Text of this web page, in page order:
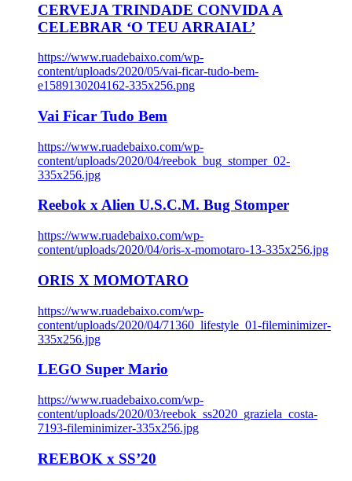
CERVEJA TRINDADE CONVIDA A
CELEBRAR ‘O TEU ARRAIAL’
https://www.ruadebaixo.com/wp-
content/uploads/2020/05/vai-ficar-tudo-bem-
e1589130204162-335x256.png
Vai Ficar Tudo Bem
https://www.ruadebaixo.com/wp-
content/uploads/2020/04/reebok_bug_stomper_02-
335x256.jpg
Reebok x Alien U.S.C.M. Bug Stomper
https://www.ruadebaixo.com/wp-
content/uploads/2020/04/oris-x-momotaro-13-335x256.jpg
ORIS X MOMOTARO
https://www.ruadebaixo.com/wp-
content/uploads/2020/04/71360_lifestyle_01-fileminimizer-
335x256.jpg
LEGO Super Mario
https://www.ruadebaixo.com/wp-
content/uploads/2020/03/reebok_ss2020_graziela_costa-
7193-fileminimizer-335x256.jpg
REEBOK x SS’20